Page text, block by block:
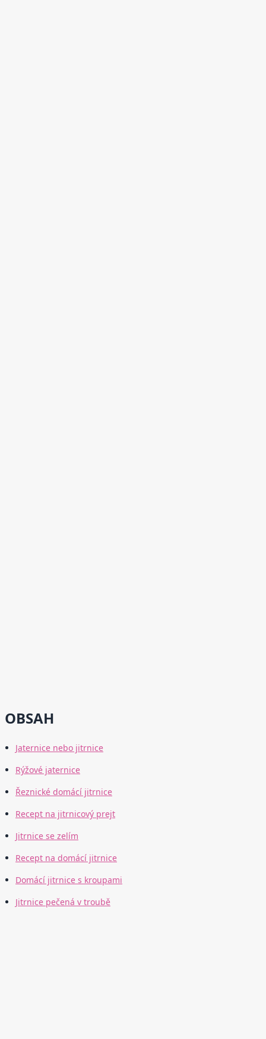
OBSAH
Jaternice nebo jitrnice
Rýžové jaternice
Řeznické domácí jitrnice
Recept na jitrnicový prejt
Jitrnice se zelím
Recept na domácí jitrnice
Domácí jitrnice s kroupami
Jitrnice pečená v troubě